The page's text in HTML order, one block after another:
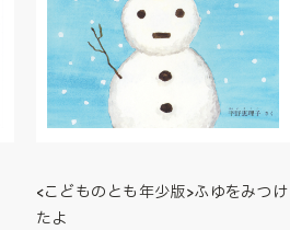
<こどものとも年少版>ふゆをみつけ
たよ